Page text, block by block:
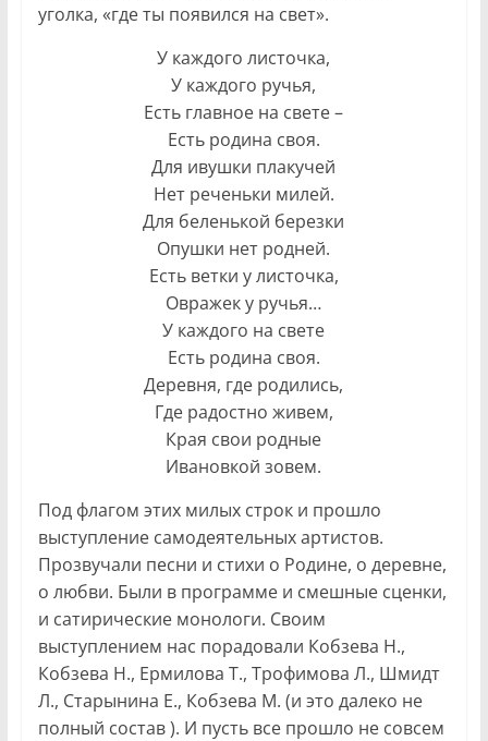
уголка, «где ты появился на свет».
У каждого листочка,
У каждого ручья,
Есть главное на свете –
Есть родина своя.
Для ивушки плакучей
Нет реченьки милей.
Для беленькой березки
Опушки нет родней.
Есть ветки у листочка,
Овражек у ручья…
У каждого на свете
Есть родина своя.
Деревня, где родились,
Где радостно живем,
Края свои родные
Ивановкой зовем.
Под флагом этих милых строк и прошло
выступление самодеятельных артистов.
Прозвучали песни и стихи о Родине, о деревне,
о любви. Были в программе и смешные сценки,
и сатирические монологи. Своим
выступлением нас порадовали Кобзева Н.,
Кобзева Н., Ермилова Т., Трофимова Л., Шмидт
Л., Старынина Е., Кобзева М. (и это далеко не
полный состав ). И пусть все прошло не совсем